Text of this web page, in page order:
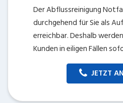
Der Abflussreinigung
durchgehend für Sie als
erreichbar. Deshalb
Kunden in eiligen Fällen
JETZT